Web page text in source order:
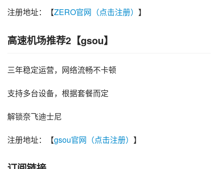
注册地址：【ZERO官网（点击注册） 】
高速机场推荐2【gsou】
三年稳定运营，网络流畅不卡顿
支持多台设备，根据套餐而定
解锁奈飞迪士尼
注册地址：【gsou官网（点击注册） 】